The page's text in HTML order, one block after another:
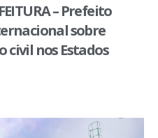
– Prefeito
sobre
civil nos Estados